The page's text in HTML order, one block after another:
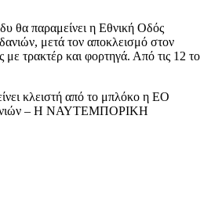
θα παραμείνει η Εθνική Οδός
μετά τον αποκλεισμό στον
τρακτέρ και φορτηγά. Από τις 12 το
κλειστή από το μπλόκο η ΕΟ
– Η ΝΑΥΤΕΜΠΟΡΙΚΗ